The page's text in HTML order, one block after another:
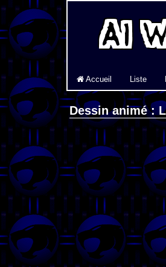
Accueil Liste
Dessin animé :